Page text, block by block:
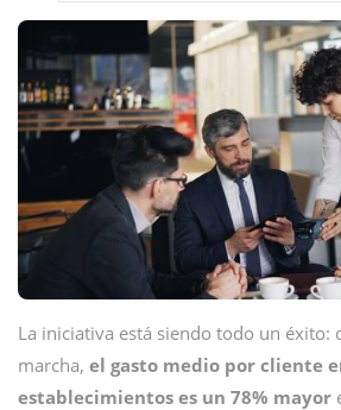
La iniciativa está siendo todo un éxito:
marcha, el gasto medio por cliente
establecimientos es un 78% mayor